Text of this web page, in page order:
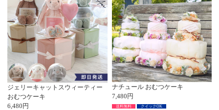
ジェリーキャットスウィーティー
おむつケーキ
6,480円
ナチュール おむつケーキ
7,480円
送料無料 クイックOK